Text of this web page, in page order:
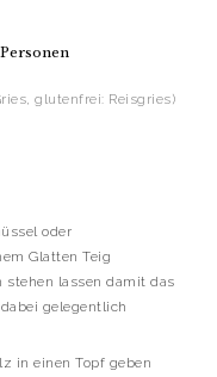
glutenfrei: Reisgries)
Glatten Teig
stehen lassen damit das
gelegentlich